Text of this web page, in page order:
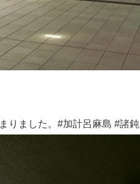
りました。#加計呂麻島 #諸鈍